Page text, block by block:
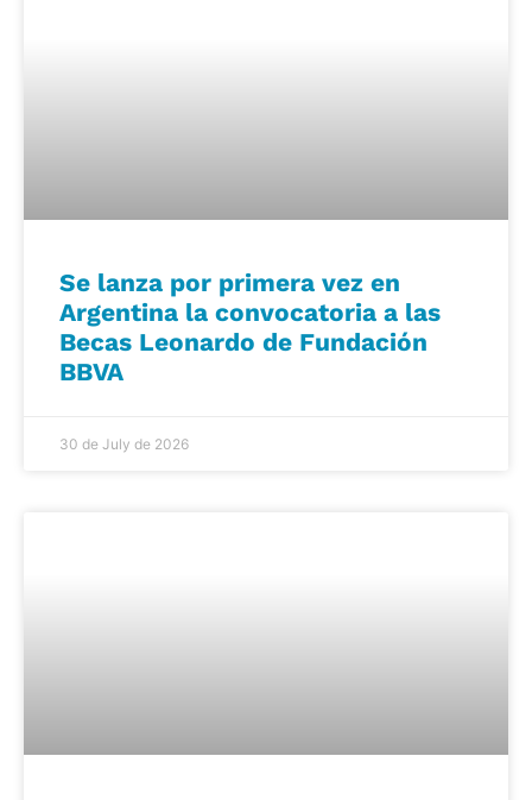
Se lanza por primera vez en
Argentina la convocatoria a las
Becas Leonardo de Fundación
BBVA
30 de July de 2026